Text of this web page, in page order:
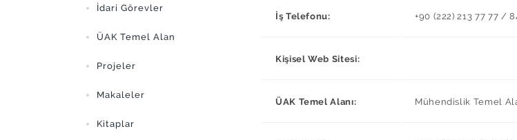
İdari Görevler
ÜAK Temel Alan
Projeler
Makaleler
Kitaplar
İş Telefonu: +90 (222) 213 77 77 /
Kişisel Web Sitesi:
ÜAK Temel Alanı: Mühendislik Temel